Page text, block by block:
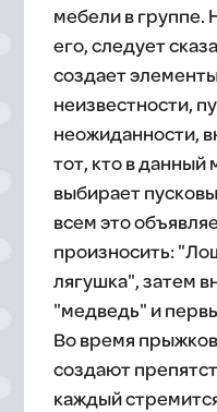
мебели в группе.
его, следует
создает
неизвестности,
неожиданности,
тот, кто в данный
выбирает
всем это
произносить:
лягушка", затем
"медведь" и
Во время
создают
каждый